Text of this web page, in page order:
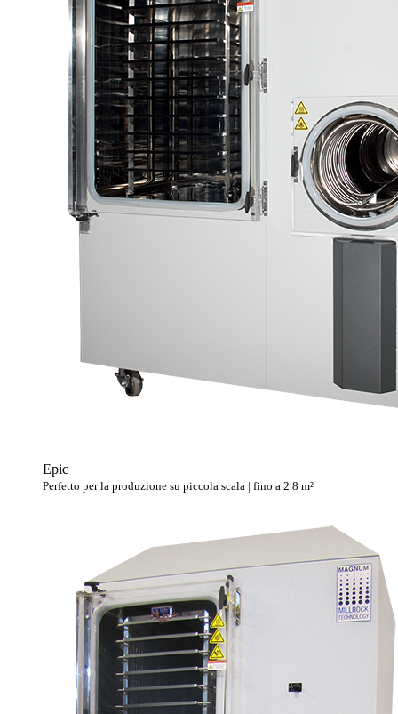
Epic
Perfetto per la produzione su piccola scala | fino a 2.8 m²